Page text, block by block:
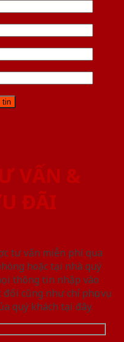
VẤN &
ĐÃI
tư vấn miễn phí qua
hoặc tại nhà quý
thông tin nhập vào
cũng như chỉ phục vụ
quý khách tại đây.